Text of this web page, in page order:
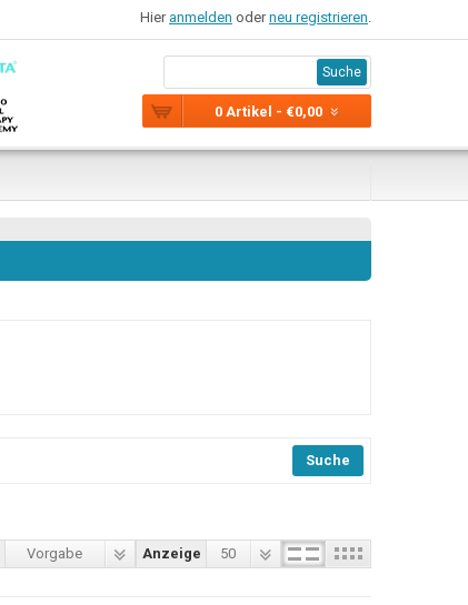
0 Artikel - €0,00
Suche
Hier anmelden oderneu registrieren.
Anzeige 50
Vorgabe